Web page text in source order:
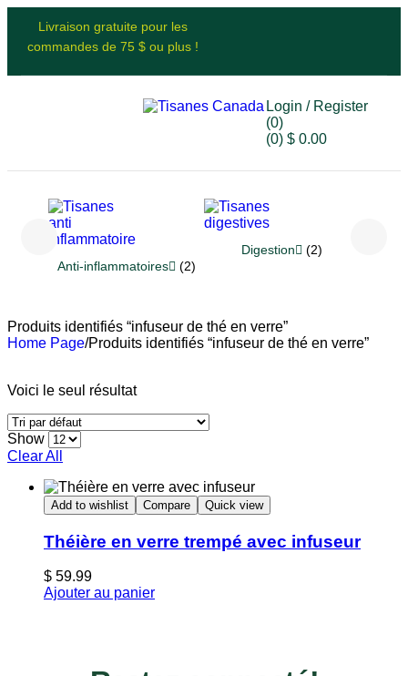
Livraison gratuite pour les
commandes de 75 $ ou plus !
Login / Register
(0)
(0) $ 0.00
Anti-inflammatoires (2)
Digestion (2)
Produits identifiés “infuseur de thé en verre”
Home Page/Produits identifiés “infuseur de thé en verre”
Voici le seul résultat
Show
Clear All
Add to wishlist Compare Quick view
Théière en verre trempé avec infuseur
$ 59.99
Ajouter au panier